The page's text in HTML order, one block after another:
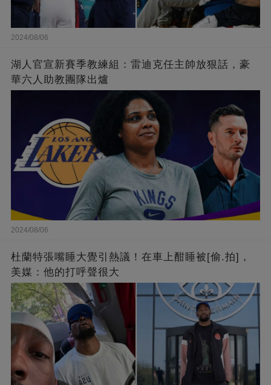
2024/08/06
湖人官宣新賽季教練組：雷迪克任主帥放狠話，豪
華六人助教團隊出爐
2024/08/06
杜蘭特張嘴睡大覺引熱議！在車上酣睡被[偷.拍]，
美媒：他的打呼聲很大